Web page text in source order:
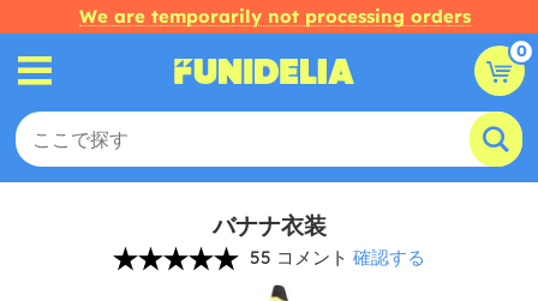
We are temporarily not processing orders
0
バナナ衣装
55 コメント 確認する